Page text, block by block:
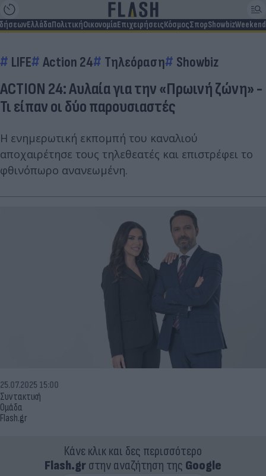
ΕλλάδαΠολιτικήΟικονομίαΕπιχειρήσειςΚόσμοςΣπορShowbizWeekend
LIFE Action 24 Τηλεόραση Showbiz
ACTION 24: Αυλαία για την «Πρωινή ζώνη» -
Τι είπαν οι δύο παρουσιαστές
H ενημερωτική εκπομπή του καναλιού
αποχαιρέτησε τους τηλεθεατές και επιστρέφει το
φθινόπωρο ανανεωμένη.
Συντακτική
Ομάδα
Flash.gr
25.07.2025 15:00
Κάνε κλικ και δες περισσότερο
Flash.grστην αναζήτηση της Google